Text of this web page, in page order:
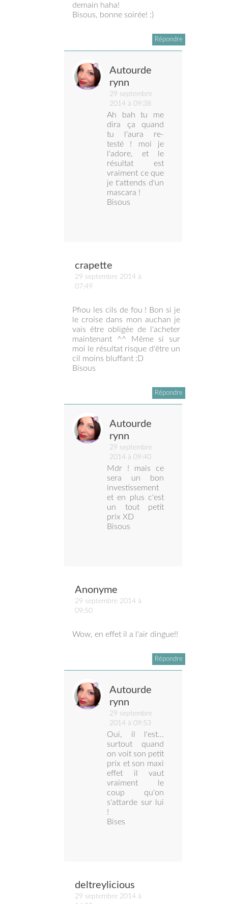
demain haha!
Bisous, bonne soirée! :)
Répondre
Autourde
rynn
29 septembre
2014 à 09:38
Ah bah tu me
dira ça quand
tu l'aura re-
testé ! moi je
l'adore, et le
résultat est
vraiment ce que
je t'attends d'un
mascara !
Bisous
crapette
29 septembre 2014 à
07:49
Pfiou les cils de fou ! Bon si je
le croise dans mon auchan je
vais être obligée de l'acheter
maintenant ^^ Même si sur
moi le résultat risque d'être un
cil moins bluffant :D
Bisous
Répondre
Autourde
rynn
29 septembre
2014 à 09:40
Mdr ! mais ce
sera un bon
investissement
et en plus c'est
un tout petit
prix XD
Bisous
Anonyme
29 septembre 2014 à
09:50
Wow, en effet il a l'air dingue!!
Répondre
Autourde
rynn
29 septembre
2014 à 09:53
Oui, il l'est...
surtout quand
on voit son petit
prix et son maxi
effet il vaut
vraiment le
coup qu'on
s'attarde sur lui
!
Bises
deltreylicious
29 septembre 2014 à